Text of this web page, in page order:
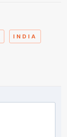
INDIA